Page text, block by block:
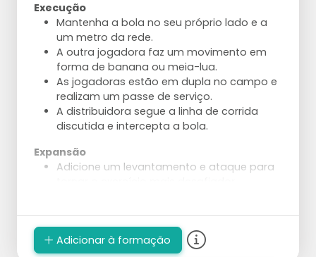
Execução
Mantenha a bola no seu próprio lado e a
um metro da rede.
A outra jogadora faz um movimento em
forma de banana ou meia-lua.
As jogadoras estão em dupla no campo e
realizam um passe de serviço.
A distribuidora segue a linha de corrida
discutida e intercepta a bola.
Expansão
Adicione um levantamento e ataque para
Adicionar à formação